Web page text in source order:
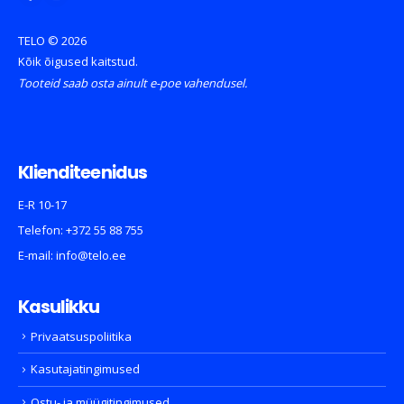
TELO © 2026
Kõik õigused kaitstud.
Tooteid saab osta ainult e-poe vahendusel.
Klienditeenidus
E-R 10-17
Telefon: +372 55 88 755
E-mail: info@telo.ee
Kasulikku
Privaatsuspoliitika
Kasutajatingimused